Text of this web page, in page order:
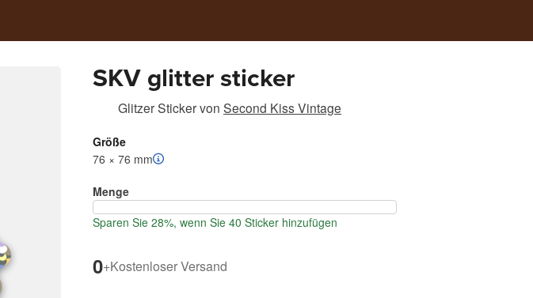
SKV glitter sticker
Glitzer Stickervon Second Kiss Vintage
Größe
76 × 76 mm
Menge
Sparen Sie 28%, wenn Sie 40 Sticker hinzufügen
0+Kostenloser Versand